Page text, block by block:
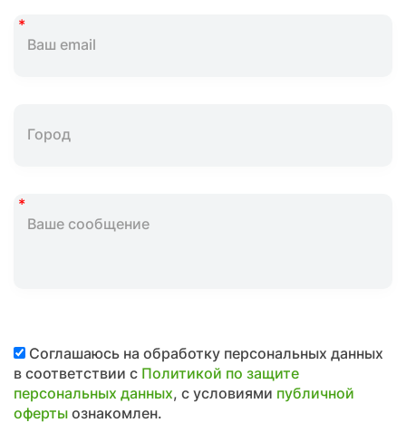
Соглашаюсь на обработку персональных данных
в соответствии с Политикой по защите
персональных данных, с условиями публичной
офертыознакомлен.